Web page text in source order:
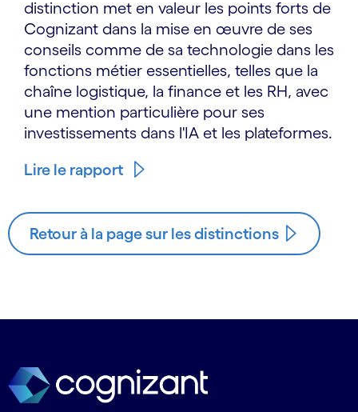
distinction met en valeur les points forts de
Cognizant dans la mise en œuvre de ses
conseils comme de sa technologie dans les
fonctions métier essentielles, telles que la
chaîne logistique, la finance et les RH, avec
une mention particulière pour ses
investissements dans l'IA et les plateformes.
Lire le rapport
Retour à la page sur les distinctions